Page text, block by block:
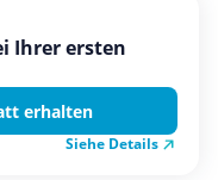
Ihrer ersten
erhalten
Siehe Details